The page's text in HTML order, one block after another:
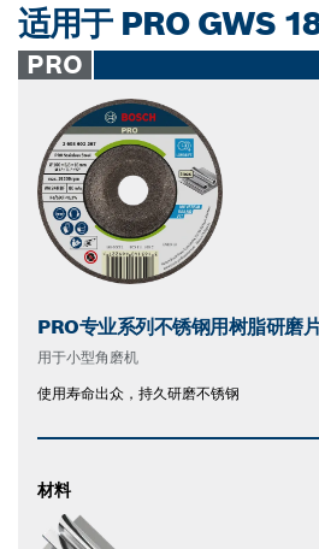
适用于 PRO GWS
PRO
PRO专业系列不锈钢用树脂研磨
用于小型角磨机
使用寿命出众，持久研磨不锈钢
材料